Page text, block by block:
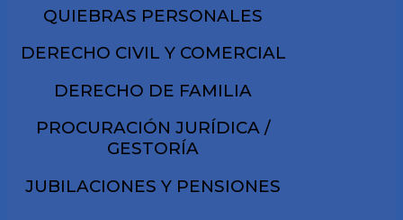
QUIEBRAS PERSONALES
DERECHO CIVIL Y COMERCIAL
DERECHO DE FAMILIA
PROCURACIÓN JURÍDICA /
GESTORÍA
JUBILACIONES Y PENSIONES